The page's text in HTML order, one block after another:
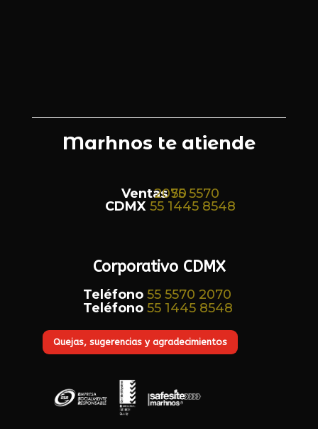
Marhnos te atiende
Ventas55 5570 2070
CDMX 55 1445 8548
Corporativo CDMX
Teléfono 55 5570 2070
Teléfono 55 1445 8548
Quejas, sugerencias y agradecimientos